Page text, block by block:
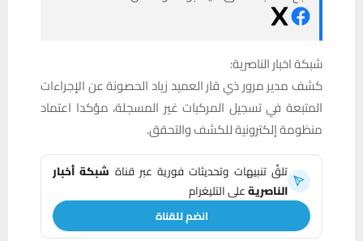
شبكة اخبار الناصرية:
كشف مدير مرور ذي قار العميد زياد الحصونة عن الإجراءات
المتبعة في تسجيل المركبات غير المسجلة، مؤكدا اعتماد
منظومة إلكترونية للكشف والتحقق.
تلقَّ تنبيهات وتحديثات فورية عبر قناة شبكة أخبار
الناصريةعلى التليغرام
انضم للقناة